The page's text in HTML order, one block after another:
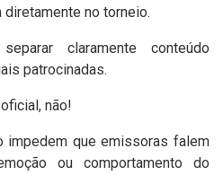
no torneio.
claramente conteúdo
patrocinadas.
não!
impedem que emissoras falem
ou comportamento do